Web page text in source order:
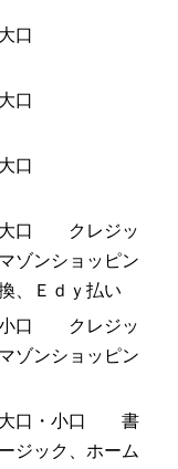
口
口
クレジッ
ゾンショッピン
、Ｅｄｙ払い
ジッ
ゾンショッピン
口・小口 書
ジック、ホーム